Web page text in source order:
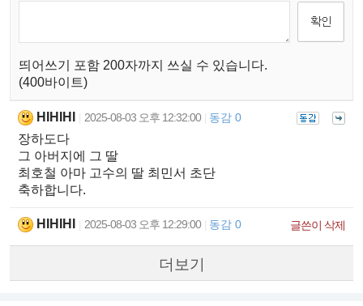
띄어쓰기 포함 200자까지 쓰실 수 있습니다.
(400바이트)
HIHIHI 2025-08-03 오후 12:32:00 동감 0
장하도다
그 아버지에 그 딸
최호철 아마 고수의 딸 최민서 초단
축하합니다.
HIHIHI 2025-08-03 오후 12:29:00 동감 0 글쓴이 삭제
더보기